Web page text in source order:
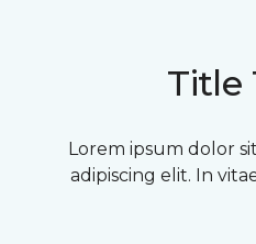
Title
Lorem ipsum dolor
adipiscing elit. In